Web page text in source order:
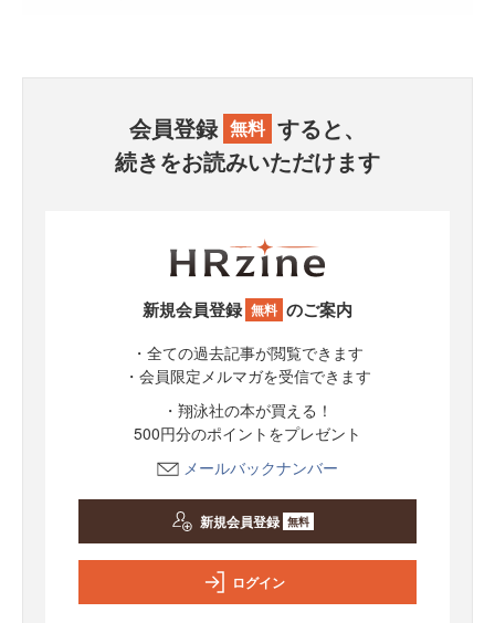
会員登録 無料 すると、
続きをお読みいただけます
新規会員登録 無料 のご案内
・全ての過去記事が閲覧できます
・会員限定メルマガを受信できます
・翔泳社の本が買える！
500円分のポイントをプレゼント
メールバックナンバー
新規会員登録 無料
ログイン